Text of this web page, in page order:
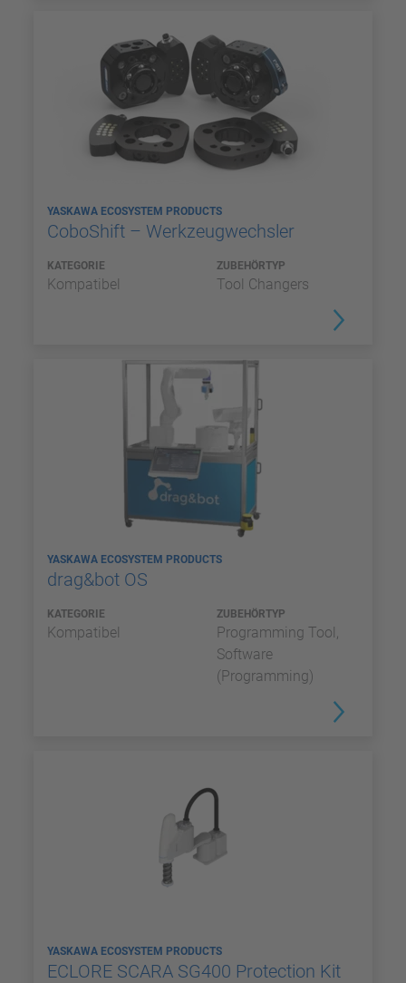
YASKAWA ECOSYSTEM PRODUCTS
CoboShift – Werkzeugwechsler
KATEGORIE
Kompatibel
ZUBEHÖRTYP
Tool Changers
YASKAWA ECOSYSTEM PRODUCTS
drag&bot OS
KATEGORIE
Kompatibel
ZUBEHÖRTYP
Programming Tool,
Software
(Programming)
YASKAWA ECOSYSTEM PRODUCTS
ECLORE SCARA SG400 Protection Kit